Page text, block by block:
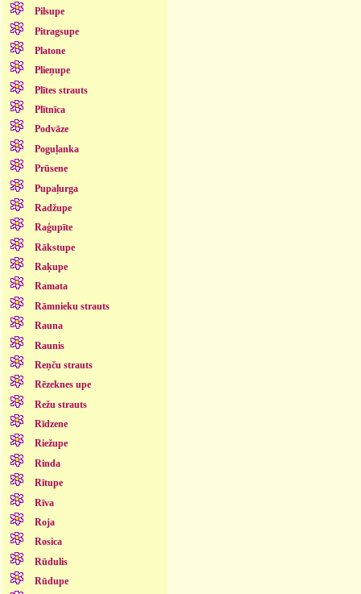
Pilsupe
Pitragsupe
Platone
Plieņupe
Plītes strauts
Plītnīca
Podvāze
Poguļanka
Prūsene
Pupaļurga
Radžupe
Raģupīte
Rākstupe
Raķupe
Ramata
Rāmnieku strauts
Rauna
Raunis
Reņču strauts
Rēzeknes upe
Režu strauts
Rīdzene
Riežupe
Rinda
Rītupe
Rīva
Roja
Rosica
Rūdulis
Rūdupe